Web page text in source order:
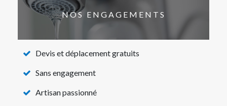
NOS ENGAGEMENTS
Devis et déplacement gratuits
Sans engagement
Artisan passionné